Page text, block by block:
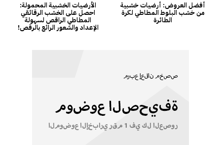
الأرضيات الخشبية المحمولة:
احصل على الخشب الرقائقي
المطاطي الراقص لسهولة
الإعداد والشعور الرائع بالرقص!
أفضل العروض: أرضيات خشبية
من خشب البلوط المطاطي لكرة
الطائرة